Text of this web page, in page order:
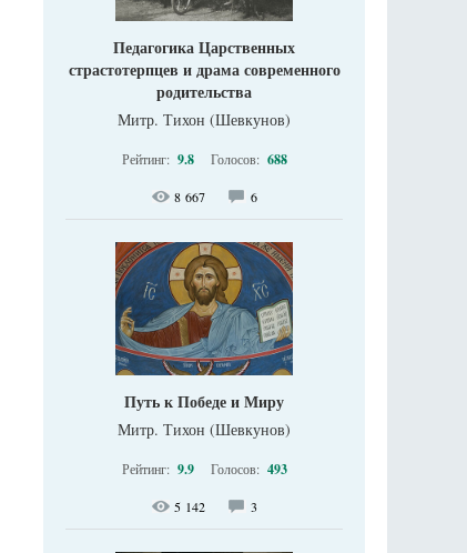
Педагогика Царственных
страстотерпцев и драма современного
родительства
Митр. Тихон (Шевкунов)
Рейтинг: 9.8 Голосов: 688
8 667 6
Путь к Победе и Миру
Митр. Тихон (Шевкунов)
Рейтинг: 9.9 Голосов: 493
5 142 3